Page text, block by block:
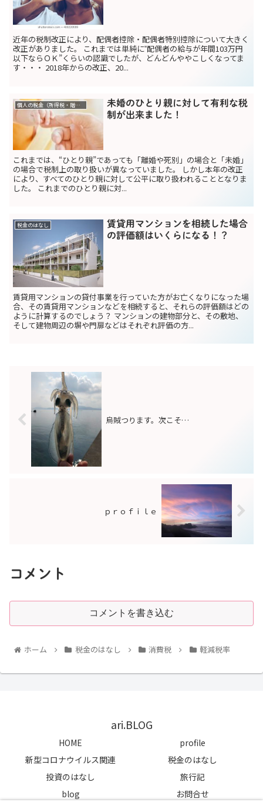
近年の税制改正により、配偶者控除・配偶者特別控除について大きく
改正がありました。 これまでは単純に‟配偶者の給与が年間103万円
以下ならＯＫ”くらいの認識でしたが、どんどんややこしくなってま
す・・・ 2018年からの改正、20...
個人の税金（所得税・贈与税）
未婚のひとり親に対して有利な税
制が出来ました！
これまでは、“ひとり親”であっても「離婚や死別」の場合と「未婚」
の場合で税制上の取り扱いが異なっていました。 しかし本年の改正
により、すべてのひとり親に対して公平に取り扱われることとなりま
した。 これまでのひとり親に対...
税金のはなし
賃貸用マンションを相続した場合
の評価額はいくらになる！？
賃貸用マンションの貸付事業を行っていた方がお亡くなりになった場
合、その賃貸用マンションなどを相続すると、それらの評価額はどの
ように計算するのでしょう？ マンションの建物部分と、その敷地、
そして建物周辺の塀や門扉などはそれぞれ評価の方...
烏賊つります。次こそ…
ｐｒｏｆｉｌｅ
コメント
コメントを書き込む
ホーム 税金のはなし 消費税 軽減税率
ari.BLOG
HOME
profile
新型コロナウイルス関連
税金のはなし
投資のはなし
旅行記
blog
お問合せ